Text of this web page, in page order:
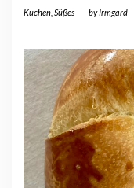
Kuchen Süßes - byIrmgard